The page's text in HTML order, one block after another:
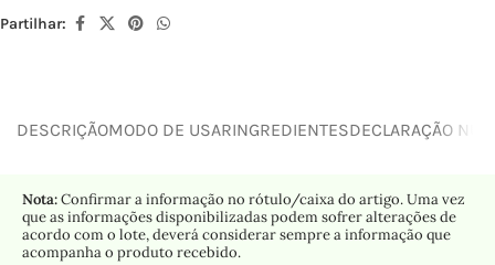
Partilhar:
DESCRIÇÃOMODO DE USARINGREDIENTESDECLARAÇÃO
Nota:Confirmar a informação no rótulo/caixa do artigo. Uma vez
que as informações disponibilizadas podem sofrer alterações de
acordo com o lote, deverá considerar sempre a informação que
acompanha o produto recebido.